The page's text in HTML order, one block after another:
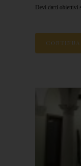
Devi darti obiettivi